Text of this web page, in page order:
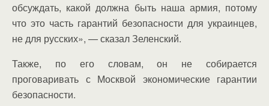
обсуждать, какой должна быть наша армия, потому
что это часть гарантий безопасности для украинцев,
не для русских», — сказал Зеленский.
Также, по его словам, он не собирается
проговаривать с Москвой экономические гарантии
безопасности.